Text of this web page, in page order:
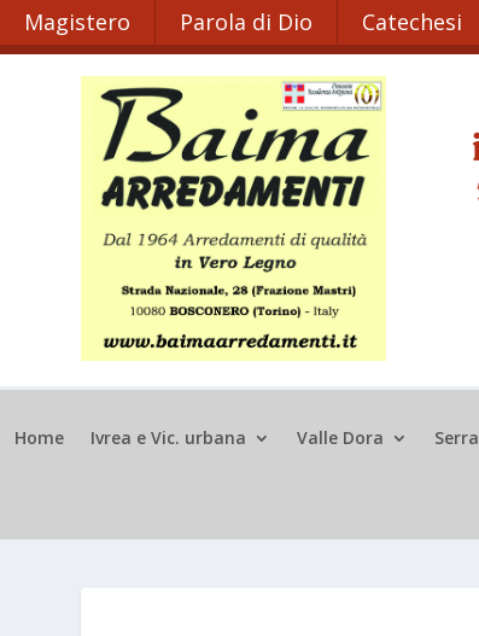
Magistero Parola di Dio Catechesi
Home Ivrea e Vic. urbana Valle Dora Serra